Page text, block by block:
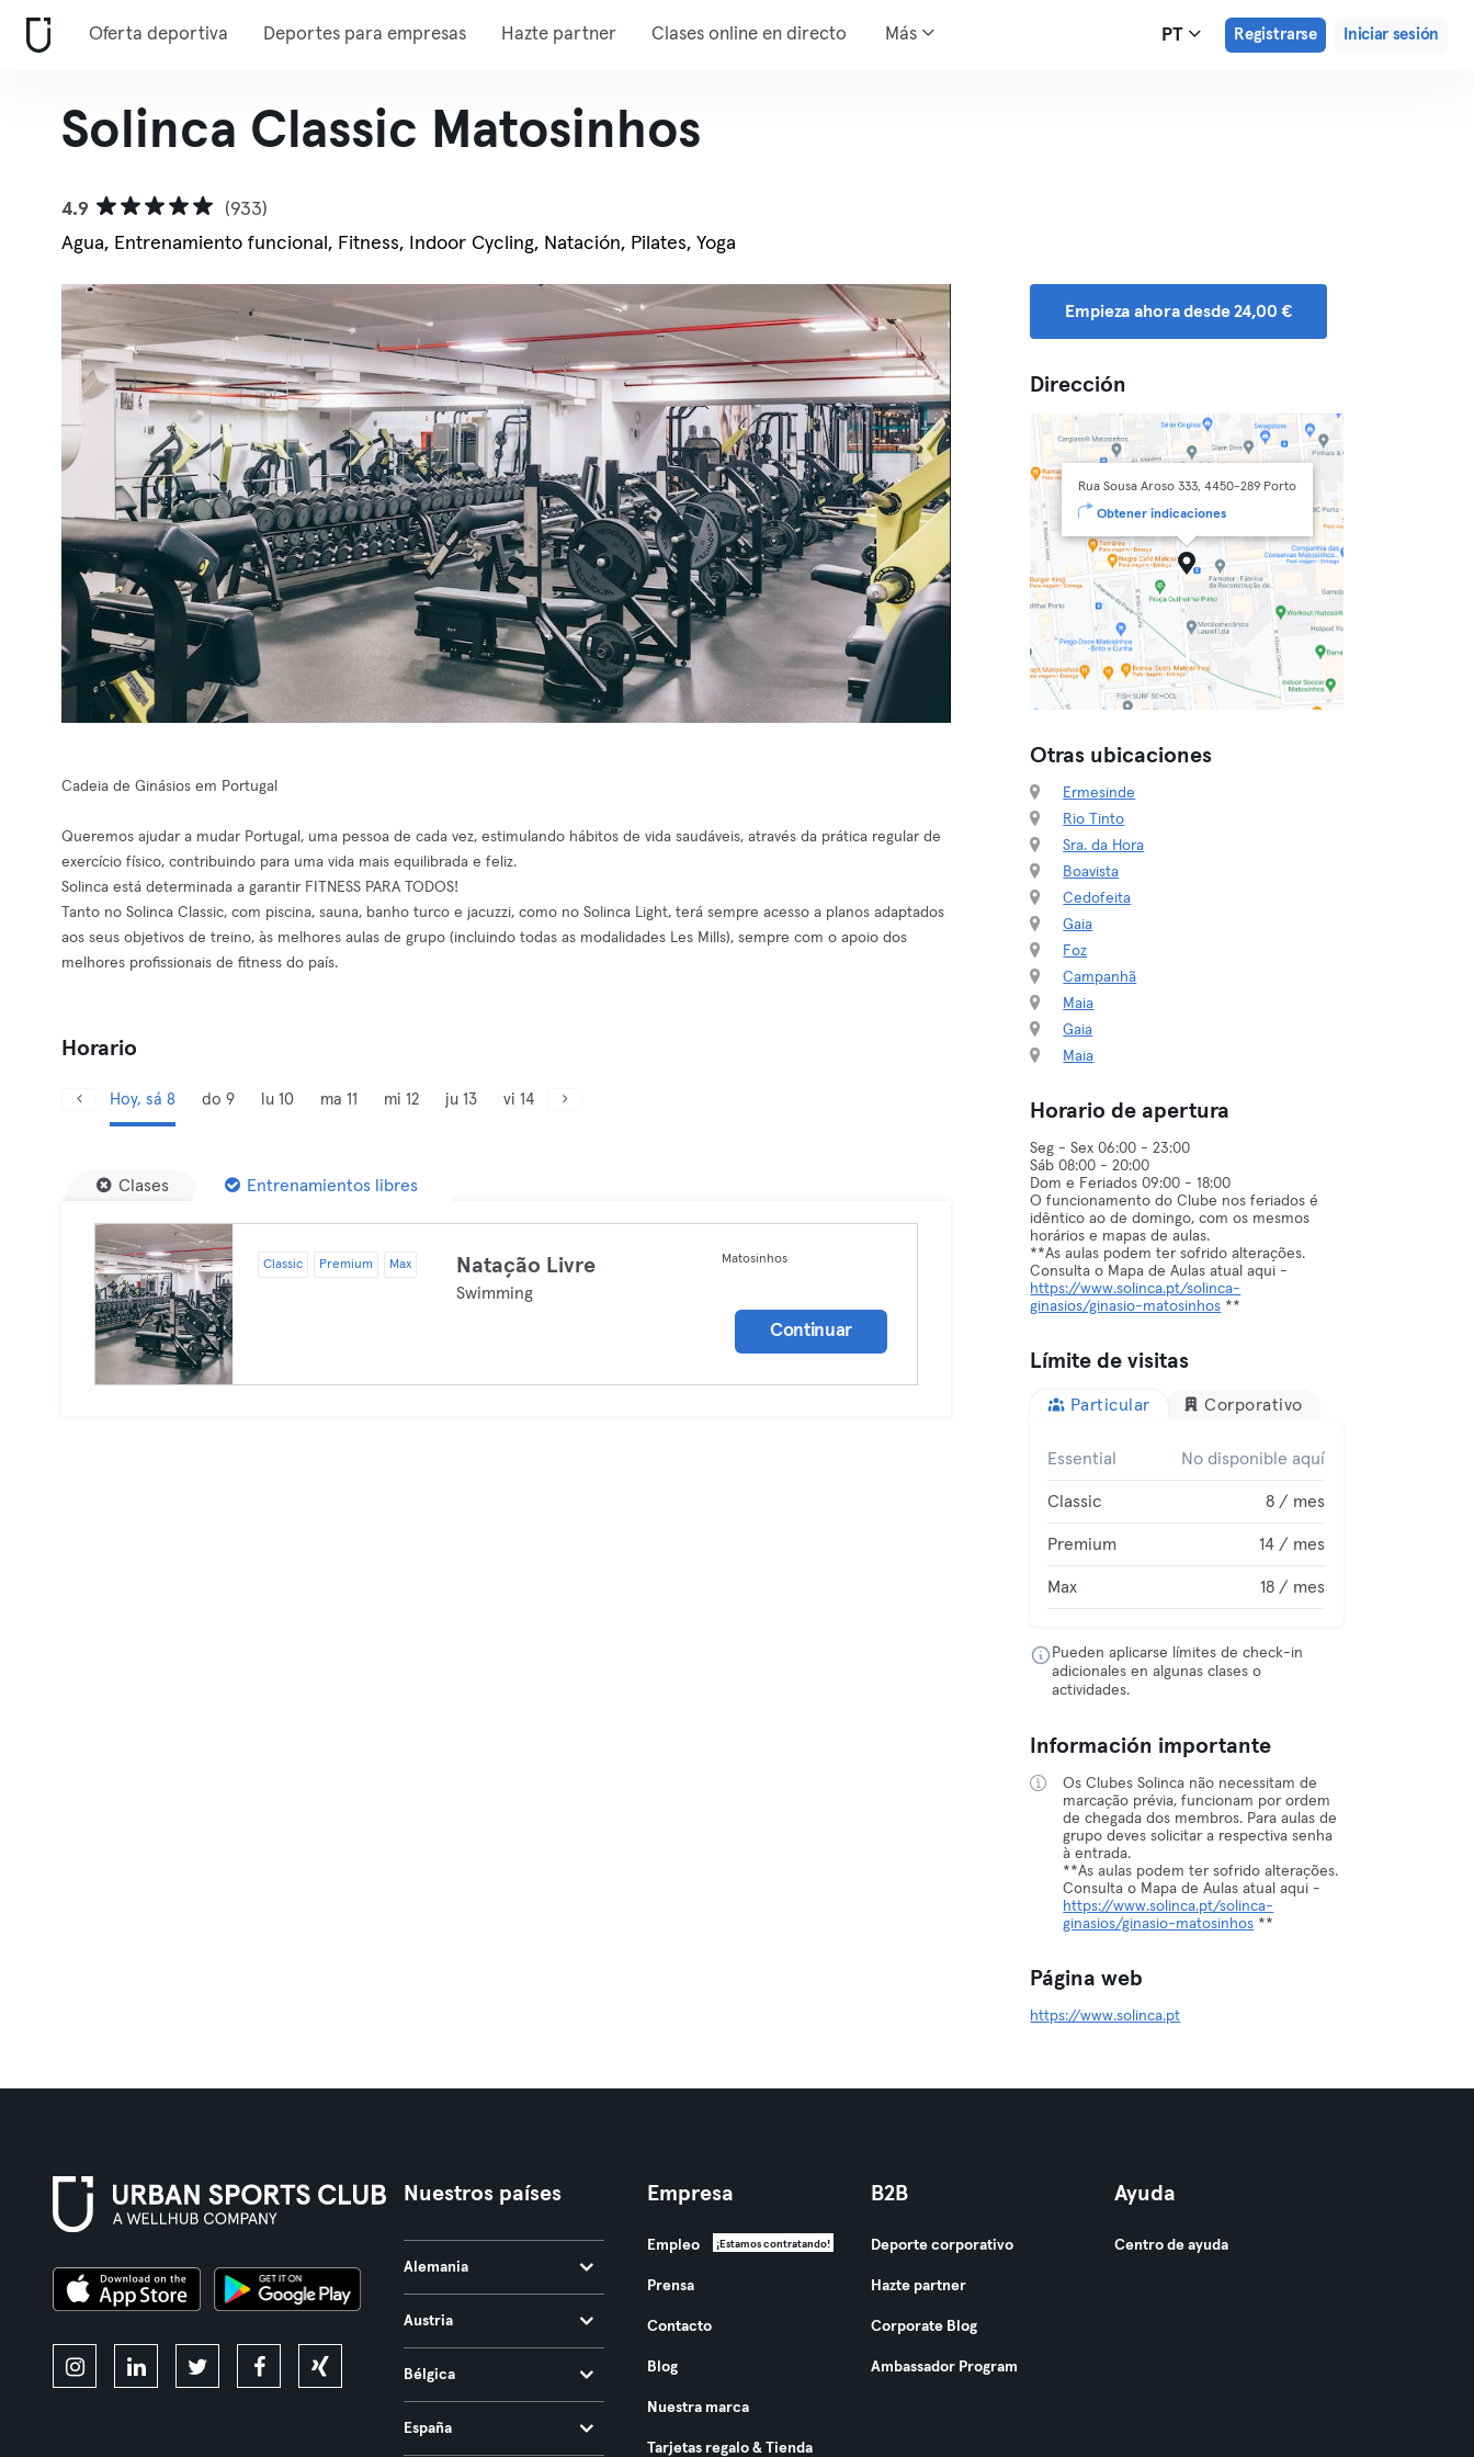
Oferta deportiva Deportes para empresas Hazte partner Clases online en directo Más PT Registrarse Iniciar sesión
Solinca Classic Matosinhos
4.9
(933)
Agua, Entrenamiento funcional, Fitness, Indoor Cycling, Natación, Pilates, Yoga
Cadeia de Ginásios em Portugal
Queremos ajudar a mudar Portugal, uma pessoa de cada vez, estimulando hábitos de vida saudáveis, através da prática regular de
exercício físico, contribuindo para uma vida mais equilibrada e feliz.
Solinca está determinada a garantir FITNESS PARA TODOS!
Tanto no Solinca Classic, com piscina, sauna, banho turco e jacuzzi, como no Solinca Light, terá sempre acesso a planos adaptados
aos seus objetivos de treino, às melhores aulas de grupo (incluindo todas as modalidades Les Mills), sempre com o apoio dos
melhores profissionais de fitness do país.
Horario
Hoy, sá 8 do 9 lu 10 ma 11 mi 12 ju 13 vi 14
Clases Entrenamientos libres
Classic Premium Max Natação Livre
Swimming
Matosinhos
Continuar
Empieza ahora desde 24,00 €
Dirección
Rua Sousa Aroso 333, 4450-289 Porto
Obtener indicaciones
Otras ubicaciones
Ermesinde
Rio Tinto
Sra. da Hora
Boavista
Cedofeita
Gaia
Foz
Campanhã
Maia
Gaia
Maia
Horario de apertura
Seg - Sex 06:00 - 23:00
Sáb 08:00 - 20:00
Dom e Feriados 09:00 - 18:00
O funcionamento do Clube nos feriados é
idêntico ao de domingo, com os mesmos
horários e mapas de aulas.
**As aulas podem ter sofrido alterações.
Consulta o Mapa de Aulas atual aqui -
https://www.solinca.pt/solinca-
ginasios/ginasio-matosinhos **
Límite de visitas
Particular Corporativo
Essential No disponible aquí
Classic 8 / mes
Premium 14 / mes
Max 18 / mes
Pueden aplicarse límites de check-in
adicionales en algunas clases o
actividades.
Información importante
Os Clubes Solinca não necessitam de
marcação prévia, funcionam por ordem
de chegada dos membros. Para aulas de
grupo deves solicitar a respectiva senha
à entrada.
**As aulas podem ter sofrido alterações.
Consulta o Mapa de Aulas atual aqui -
https://www.solinca.pt/solinca-
ginasios/ginasio-matosinhos **
Página web
https://www.solinca.pt
Nuestros países
Alemania
Austria
Bélgica
España
Empresa
Empleo ¡Estamos contratando!
Prensa
Contacto
Blog
Nuestra marca
Tarjetas regalo & Tienda
B2B
Deporte corporativo
Hazte partner
Corporate Blog
Ambassador Program
Ayuda
Centro de ayuda